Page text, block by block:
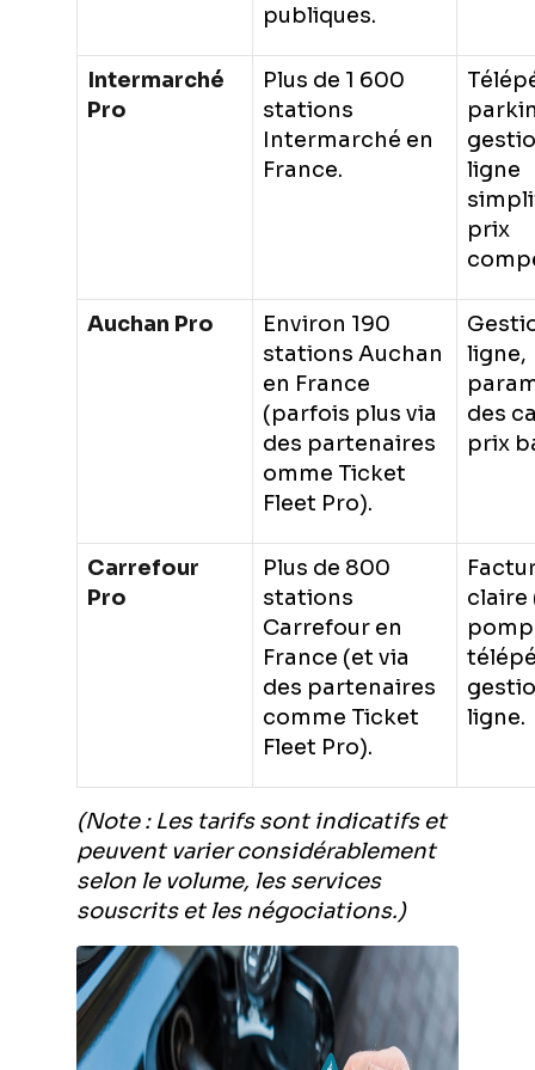
publiques.
Intermarché
Pro
Plus de 1 600
stations
Intermarché en
France.
ligne
prix
Auchan Pro
Environ 190
stations Auchan
en France
(parfois plus via
des partenaires
omme Ticket
Fleet Pro).
ligne,
des
prix
Carrefour
Pro
Plus de 800
stations
Carrefour en
France (et via
des partenaires
comme Ticket
Fleet Pro).
claire
ligne.
(Note : Les tarifs sont indicatifs et
peuvent varier considérablement
selon le volume, les services
souscrits et les négociations.)